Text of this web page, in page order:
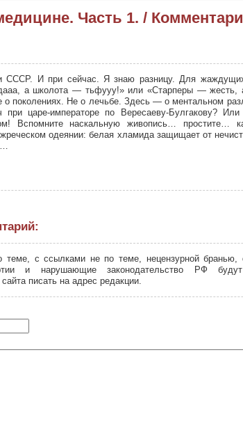
Часть 1. /
И при сейчас. Я знаю разницу. Для
а школота — тьфууу!» или «Старперы —
о поколениях. Не о лечьбе. Здесь — о ментальном
царе-императоре по Вересаеву-Булгакову?
Вспомните наскальную живопись… простите…
одеянии: белая хламида защищает от
…
теме, с ссылками не по теме, нецензурной бранью,
и нарушающие законодательство РФ
писать на адрес редакции.